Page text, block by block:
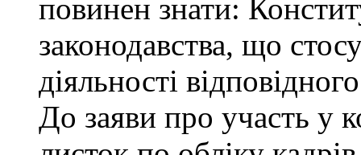
повинен знати:
законодавства, що
діяльності
До заяви про участь у